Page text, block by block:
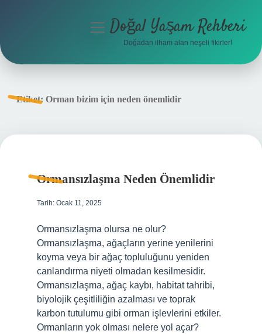
menüyüDoğal Yaşam Rehberi
Doğadan ilham alan neşeli fikirler!
Etiket: Orman bizim için neden önemlidir
Ormansızlaşma Neden Önemlidir
Tarih: Ocak 11, 2025
Ormansızlaşma olursa ne olur?
Ormansızlaşma, ağaçların yerine yenilerini
koyma veya bir ağaç topluluğunu yeniden
canlandırma niyeti olmadan kesilmesidir.
Ormansızlaşma, ağaç kaybı, habitat tahribi,
biyolojik çeşitliliğin azalması ve toprak
karbon tutulumu gibi orman işlevlerini etkiler.
Ormanların yok olması nelere yol açar?